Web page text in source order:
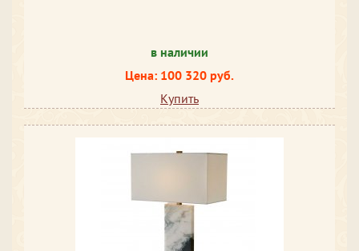
в наличии
Цена: 100 320 руб.
Купить